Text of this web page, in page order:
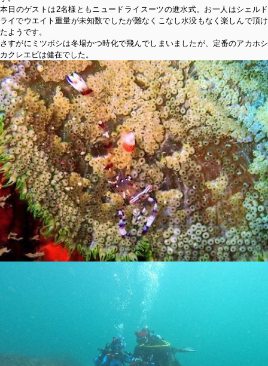
本日のゲストは2名様ともニュードライスーツの進水式。お一人はシェルド
ライでウエイト重量が未知数でしたが難なくこなし水没もなく楽しんで頂け
たようです。
さすがにミツボシは冬場かつ時化で飛んでしまいましたが、定番のアカホシ
カクレエビは健在でした。